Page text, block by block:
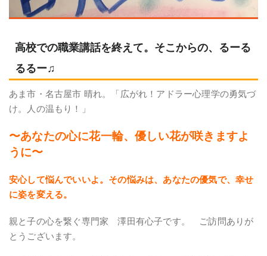
高校での職業講話を終えて。そこからの、るーる
るるー♫
あま市・名古屋市 晴れ。「広がれ！アドラー心理学の勇気づ
け。人の温もり！」
〜あなたの心に花一輪、優しい花が咲きますよ
うに〜
安心して悩んでいいよ。その悩みは、あなたの優気で、幸せ
に姿を変える。
親と子の心を繋ぐ専門家 澤田有心子です。 ご訪問ありが
とうございます。